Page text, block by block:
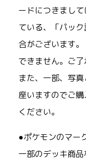
ードにつきまし
ている、「パッ
合がございます
できません。ご了
また、一部、写
座いますのでご
ください。
●ポケモンのマー
一部のデッキ商